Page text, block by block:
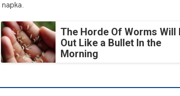
The Horde Of Worms Will
Out Like a Bullet In the
Morning